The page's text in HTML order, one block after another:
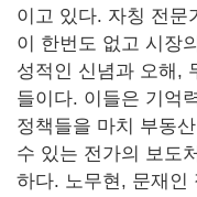
이고 있다. 자칭 전문
이 한번도 없고 시장
성적인 신념과 오해,
들이다. 이들은 기억
정책들을 마치 부동
수 있는 전가의 보도
하다. 노무현, 문재인